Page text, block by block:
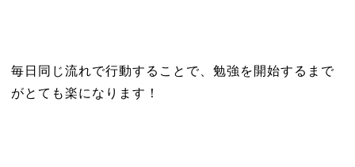
毎日同じ流れで行動することで、勉強を開始するまで
がとても楽になります！